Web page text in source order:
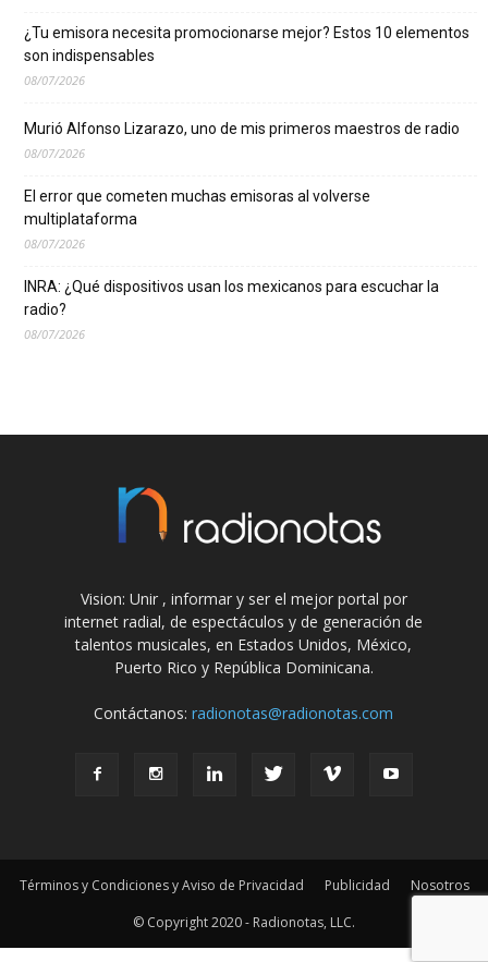
¿Tu emisora necesita promocionarse mejor? Estos 10 elementos
son indispensables
08/07/2026
Murió Alfonso Lizarazo, uno de mis primeros maestros de radio
08/07/2026
El error que cometen muchas emisoras al volverse
multiplataforma
08/07/2026
INRA: ¿Qué dispositivos usan los mexicanos para escuchar la
radio?
08/07/2026
Vision: Unir , informar y ser el mejor portal por
internet radial, de espectáculos y de generación de
talentos musicales, en Estados Unidos, México,
Puerto Rico y República Dominicana.
Contáctanos:radionotas@radionotas.com
Términos y Condiciones y Aviso de Privacidad Publicidad
Nosotros
© Copyright 2020 - Radionotas, LLC.